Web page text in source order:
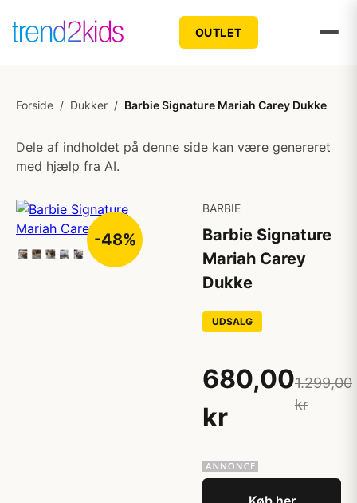
OUTLET
Forside / Dukker / Barbie Signature Mariah Carey Dukke
Dele af indholdet på denne side kan være genereret
med hjælp fra AI.
-48%
BARBIE
Barbie Signature
Mariah Carey
Dukke
UDSALG
680,00
kr
1.299,00
kr